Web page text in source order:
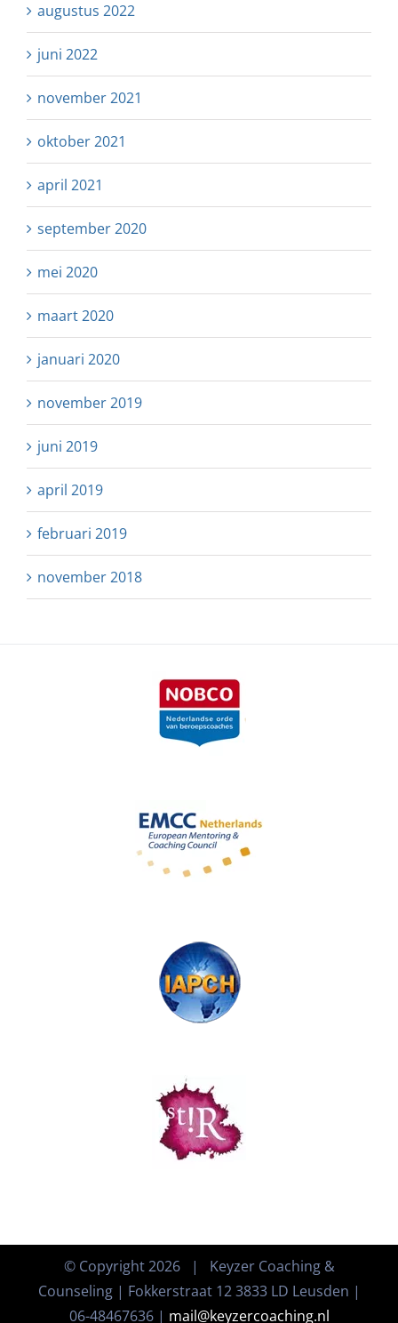
augustus 2022
juni 2022
november 2021
oktober 2021
april 2021
september 2020
mei 2020
maart 2020
januari 2020
november 2019
juni 2019
april 2019
februari 2019
november 2018
© Copyright2026 | Keyzer Coaching &
Counseling | Fokkerstraat 12 3833 LD Leusden |
06-48467636 | mail@keyzercoaching.nl